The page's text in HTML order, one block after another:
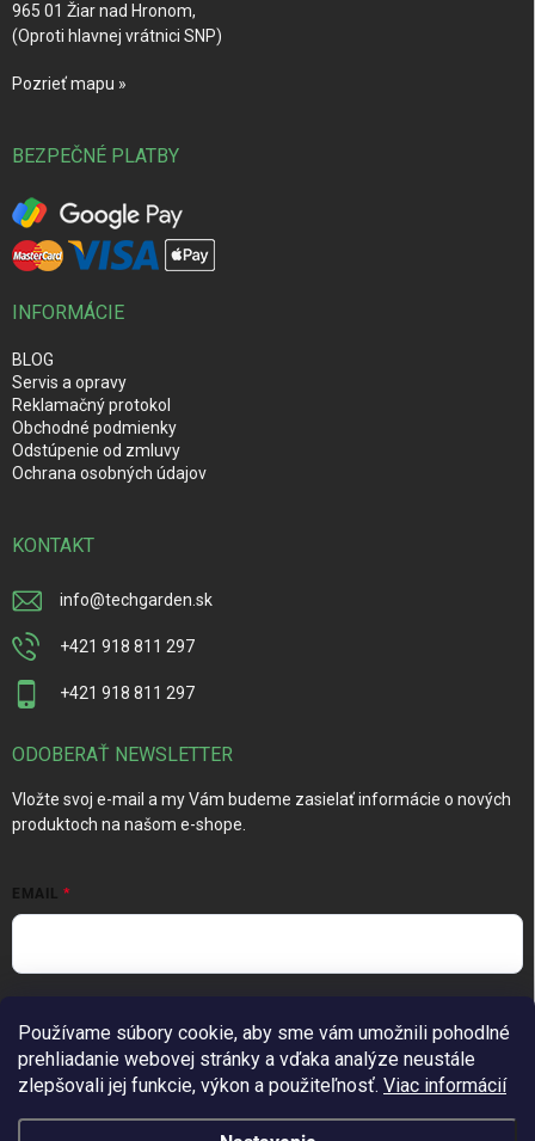
Používame súbory cookie, aby sme vám umožnili pohodlné
prehliadanie webovej stránky a vďaka analýze neustále
zlepšovali jej funkcie, výkon a použiteľnosť. Viac informácií
965 01 Žiar nad Hronom,
(Oproti hlavnej vrátnici SNP)
Pozrieť mapu »
BEZPEČNÉ PLATBY
INFORMÁCIE
BLOG
Servis a opravy
Reklamačný protokol
Obchodné podmienky
Odstúpenie od zmluvy
Ochrana osobných údajov
KONTAKT
info@techgarden.sk
+421 918 811 297
+421 918 811 297
ODOBERAŤ NEWSLETTER
Vložte svoj e-mail a my Vám budeme zasielať informácie o nových
produktoch na našom e-shope.
EMAIL
údajov
Prihlásiť sa